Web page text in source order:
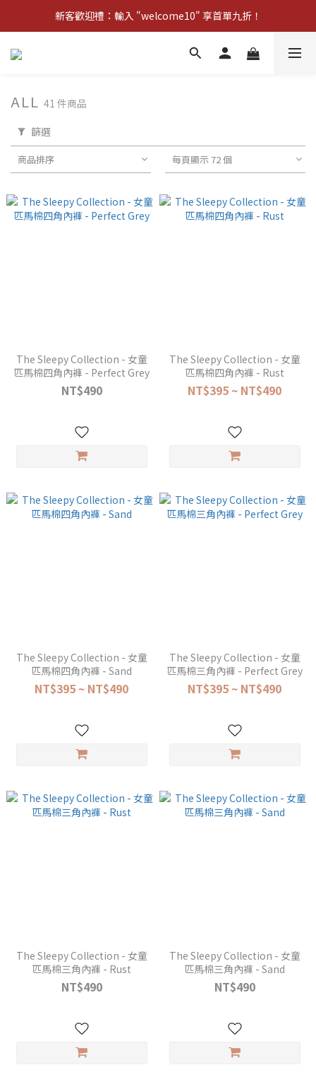
新客歡迎禮：輸入 "welcome10" 享首單九折！
新客歡迎禮：輸入 "welcome10" 享首單九折！
Pom d'Api 畢業特典 · 全品項買一送一
ALL 41 件商品
篩選
商品排序 每頁顯示 72 個
The Sleepy Collection - 女童
匹馬棉四角內褲 - Perfect Grey
NT$490
The Sleepy Collection - 女童
匹馬棉四角內褲 - Rust
NT$395 ~ NT$490
The Sleepy Collection - 女童
匹馬棉四角內褲 - Sand
NT$395 ~ NT$490
The Sleepy Collection - 女童
匹馬棉三角內褲 - Perfect Grey
NT$395 ~ NT$490
The Sleepy Collection - 女童
匹馬棉三角內褲 - Rust
NT$490
The Sleepy Collection - 女童
匹馬棉三角內褲 - Sand
NT$490